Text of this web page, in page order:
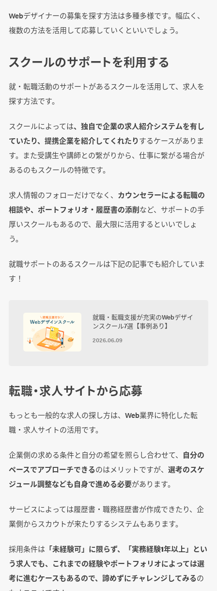
Webデザイナーの募集を探す方法は多種多様です。幅広く、
複数の方法を活用して応募していくといいでしょう。
スクールのサポートを利用する
就・転職活動のサポートがあるスクールを活用して、求人を
探す方法です。
スクールによっては、独自で企業の求人紹介システムを有し
ていたり、提携企業を紹介してくれたりするケースがありま
す。また受講生や講師との繋がりから、仕事に繋がる場合が
あるのもスクールの特徴です。
求人情報のフォローだけでなく、 カウンセラーによる転職の
相談や、ポートフォリオ・履歴書の添削など、サポートの手
厚いスクールもあるので、最大限に活用するといいでしょ
う。
就職サポートのあるスクールは下記の記事でも紹介していま
す！
就職・転職支援が充実のWebデザイ
ンスクール7選【事例あり】
2026.06.09
転職・求人サイトから応募
もっとも一般的な求人の探し方は、Web業界に特化した転
職・求人サイトの活用です。
企業側の求める条件と自分の希望を照らし合わせて、 自分の
ペースでアプローチできるのはメリットですが、 選考のスケ
ジュール調整なども自身で進める必要があります。
サービスによっては履歴書・職務経歴書が作成できたり、企
業側からスカウトが来たりするシステムもあります。
採用条件は 「未経験可」に限らず、「実務経験1年以上」とい
う求人でも、これまでの経験やポートフォリオによっては選
考に進むケースもあるので、諦めずにチャレンジしてみるの